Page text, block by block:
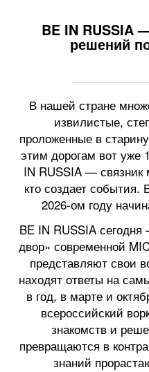
BE IN RUSSIA
решений
В нашей стране
извилистые,
проложенные в
этим дорогам вот уже
IN RUSSIA —
кто создает
2026-ом году
BE IN RUSSIA
двор» современной
представляют свои
находят ответы на
в год, в марте и
всероссийский
знакомств и
превращаются в
знаний